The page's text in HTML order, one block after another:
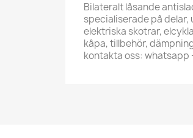
Bilateralt låsande
specialiserade på
elektriska skotrar,
kåpa, tillbehör,
kontakta oss: whatsapp